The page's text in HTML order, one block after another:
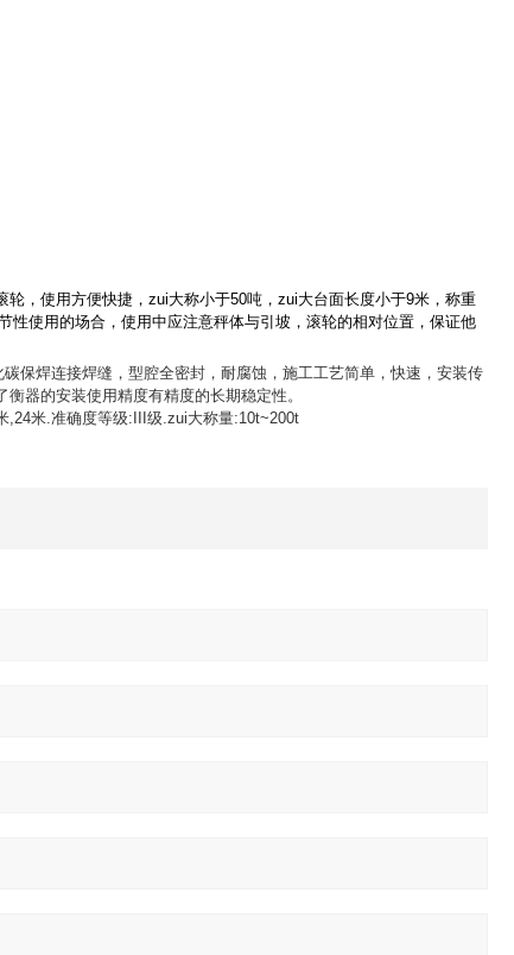
，使用方便快捷，zui大称小于50吨，zui大台面长度小于9米，称重
使用的场合，使用中应注意秤体与引坡，滚轮的相对位置，保证他
保焊连接焊缝，型腔全密封，耐腐蚀，施工工艺简单，快速，安装传
器的安装使用精度有精度的长期稳定性。
,24米.准确度等级:III级.zui大称量:10t~200t